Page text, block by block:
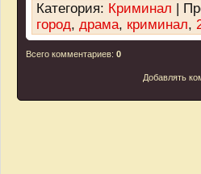
Категория: Криминал |
город, драма, криминал,
Всего комментариев: 0
Добавлять